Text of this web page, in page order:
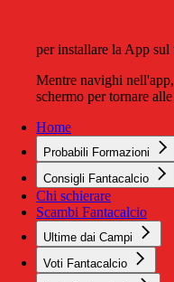
per installare la App sul
Mentre navighi
schermo per tornare
Home
Probabili Formazioni
Consigli Fantacalcio
Chi schierare
Scambi Fantacalcio
Ultime dai Campi
Voti Fantacalcio